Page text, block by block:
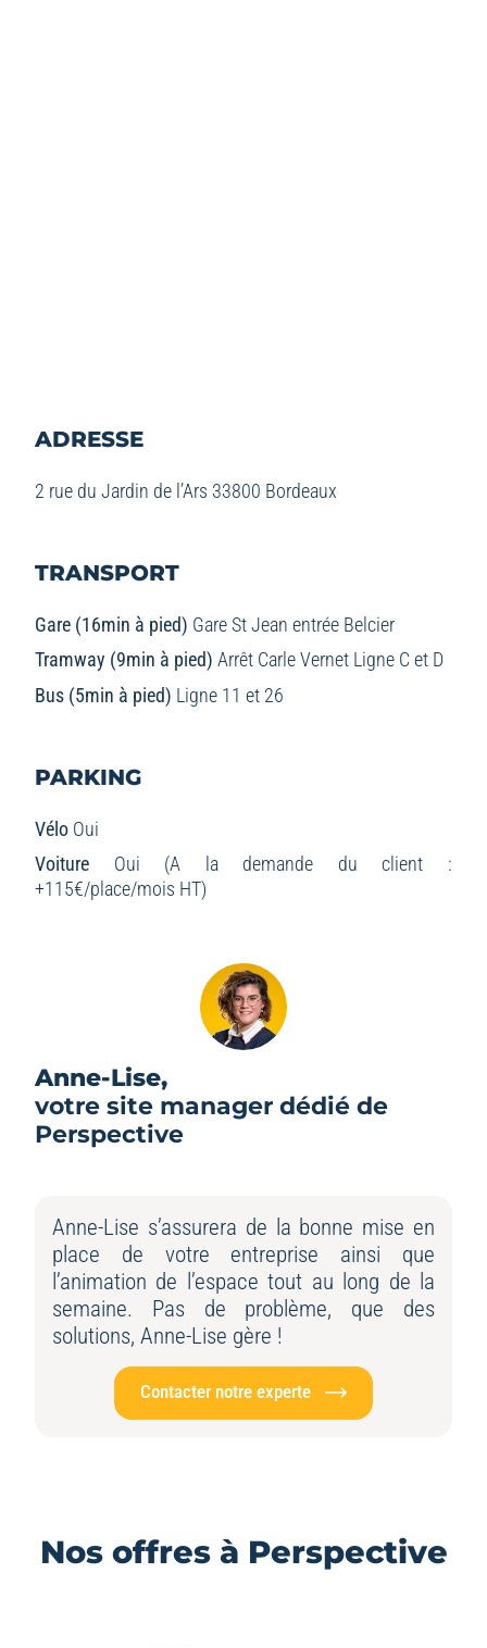
ADRESSE
2 rue du Jardin de l’Ars 33800 Bordeaux
TRANSPORT
Gare (16min à pied) Gare St Jean entrée Belcier
Tramway (9min à pied) Arrêt Carle Vernet Ligne C et D
Bus (5min à pied) Ligne 11 et 26
PARKING
VéloOui
VoitureOui (A la demande du client :
+115€/place/mois HT)
Anne-Lise,
votre site manager dédié de
Perspective
Anne-Lise s’assurera de la bonne mise en
place de votre entreprise ainsi que
l’animation de l’espace tout au long de la
semaine. Pas de problème, que des
solutions, Anne-Lise gère !
Contacter notre experte
Nos offres à Perspective